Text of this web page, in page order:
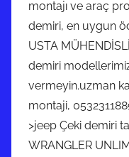
montajı ve araç
demiri, en uygun
USTA
demiri
vermeyin.uzman
montaji,
>jeep Çeki demiri
WRANGLER